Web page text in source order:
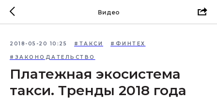
Видео
2018-05-20 10:25 #ТАКСИ #ФИНТЕХ
#ЗАКОНОДАТЕЛЬСТВО
Платежная экосистема
такси. Тренды 2018 года